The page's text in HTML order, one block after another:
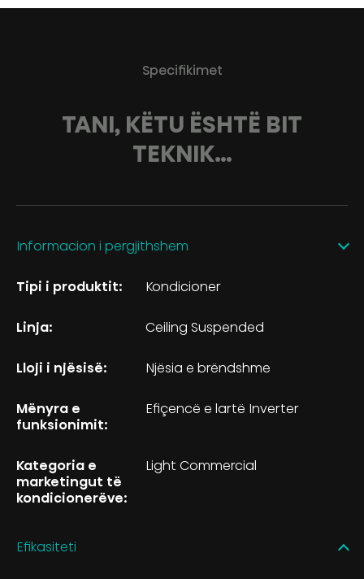
Specifikimet
TANI, KËTU ËSHTË BIT
TEKNIK…
Informacion i pergjithshem
Tipi i produktit: Kondicioner
Linja: Ceiling Suspended
Lloji i njësisë: Njësia e brëndshme
Mënyra e
funksionimit:
Efiçencë e lartë Inverter
Kategoria e
marketingut të
kondicionerëve:
Light Commercial
Efikasiteti